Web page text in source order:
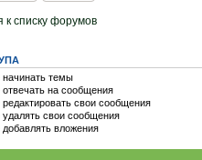
к списку форумов
начинать темы
отвечать на сообщения
редактировать свои сообщения
удалять свои сообщения
добавлять вложения